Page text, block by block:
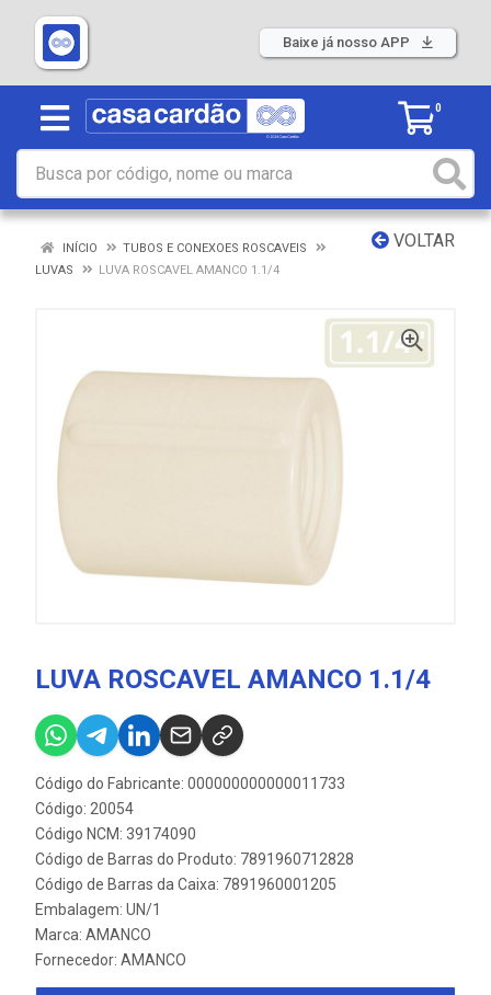
Baixe já nosso APP
0
VOLTAR
INÍCIO
TUBOS E CONEXOES ROSCAVEIS
LUVAS
LUVA ROSCAVEL AMANCO 1.1/4
LUVA ROSCAVEL AMANCO 1.1/4
Código do Fabricante: 000000000000011733
Código: 20054
Código NCM: 39174090
Código de Barras do Produto: 7891960712828
Código de Barras da Caixa: 7891960001205
Embalagem: UN/1
Marca: AMANCO
Fornecedor: AMANCO